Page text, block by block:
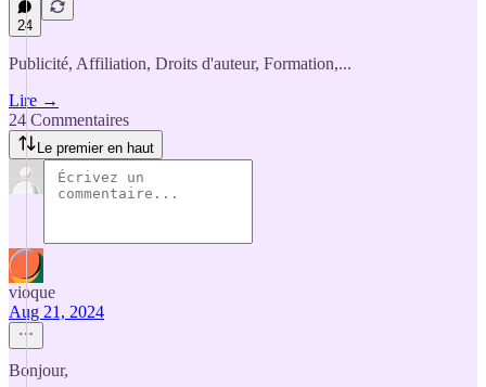
24
Publicité, Affiliation, Droits d'auteur, Formation,...
Lire →
24 Commentaires
Le premier en haut
vioque
Aug 21, 2024
Bonjour,